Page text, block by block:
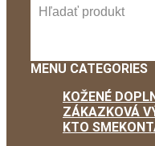
INPUT
MENU CATEGORIES
KOŽENÉ
ZÁKAZKOVÁ
KTO SME